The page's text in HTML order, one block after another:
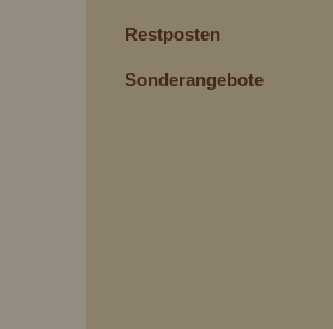
Restposten
Sonderangebote